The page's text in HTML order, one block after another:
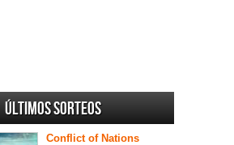
Últimos sorteos
Conflict of Nations